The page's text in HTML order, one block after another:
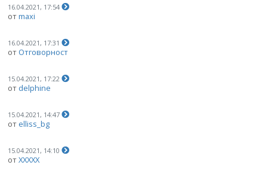
16.04.2021, 17:54
отmaxi
16.04.2021, 17:31
отОтговорност
15.04.2021, 17:22
от delphine
15.04.2021, 14:47
отelliss_bg
15.04.2021, 14:10
отХХХХХ